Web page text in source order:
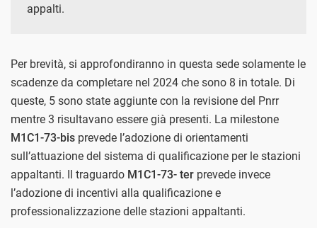
appalti.
Per brevità, si approfondiranno in questa sede solamente le
scadenze da completare nel 2024 che sono 8 in totale. Di
queste, 5 sono state aggiunte con la revisione del Pnrr
mentre 3 risultavano essere già presenti. La milestone
M1C1-73-bis prevede l’adozione di orientamenti
sull’attuazione del sistema di qualificazione per le stazioni
appaltanti. Il traguardo M1C1-73- ter prevede invece
l’adozione di incentivi alla qualificazione e
professionalizzazione delle stazioni appaltanti.